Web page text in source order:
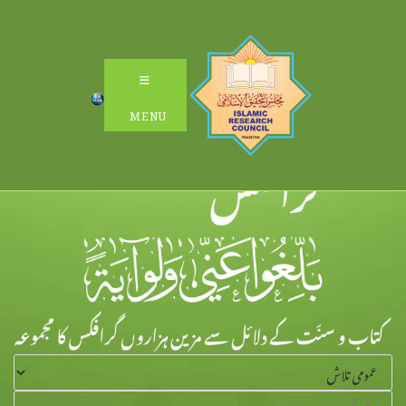
MENU